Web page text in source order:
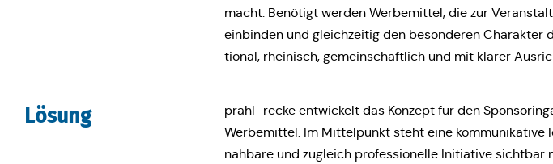
macht. Benö­tigt werden Wer­be­mit­tel, die zur
ein­bin­den und gleich­zei­tig den beson­de­ren
tio­nal, rhei­nisch, gemein­schaft­lich und mit klarer
Lösung
prahl_recke ent­wi­ckelt das Konzept für den
Wer­be­mit­tel. Im Mit­tel­punkt steht eine kom­mu­ni­ka­ti­ve
nahbare und zugleich pro­fes­sio­nel­le Initia­ti­ve sicht­bar